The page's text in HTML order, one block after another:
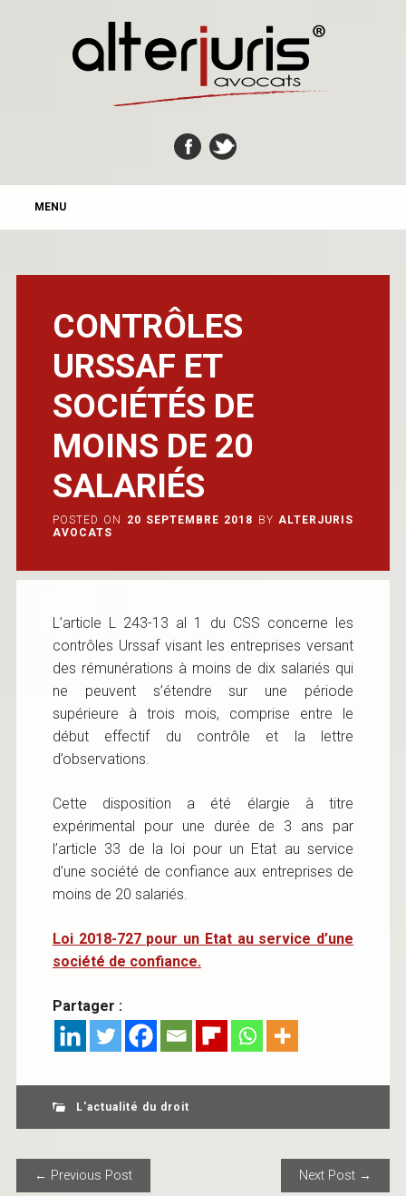
MAIN MENU
MENU
CONTRÔLES
URSSAF ET
SOCIÉTÉS DE
MOINS DE 20
SALARIÉS
POSTED ON 20 SEPTEMBRE 2018 BY ALTERJURIS
AVOCATS
L’article L 243-13 al 1 du CSS concerne les
contrôles Urssaf visant les entreprises versant
des rémunérations à moins de dix salariés qui
ne peuvent s’étendre sur une période
supérieure à trois mois, comprise entre le
début effectif du contrôle et la lettre
d’observations.
Cette disposition a été élargie à titre
expérimental pour une durée de 3 ans par
l’article 33 de la loi pour un Etat au service
d’une société de confiance aux entreprises de
moins de 20 salariés.
Loi 2018-727 pour un Etat au service d’une
société de confiance.
Partager :
L'actualité du droit
POST NAVIGATION
← Previous Post Next Post →